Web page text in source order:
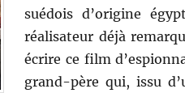
suédois d’origine
réalisateur déjà
écrire ce film
grand-père qui, issu